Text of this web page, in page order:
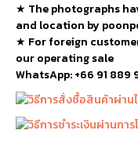
★ The photographs
and location by
★ For foreign
our operating sale
WhatsApp: +66 91